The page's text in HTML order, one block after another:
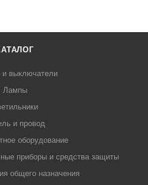
и выключатели
Лампы
и провод
оборудование
приборы и средства защиты
общего назначения